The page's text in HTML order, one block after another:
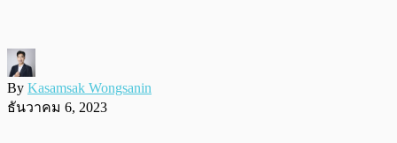
By Kasamsak Wongsanin
ธันวาคม 6, 2023